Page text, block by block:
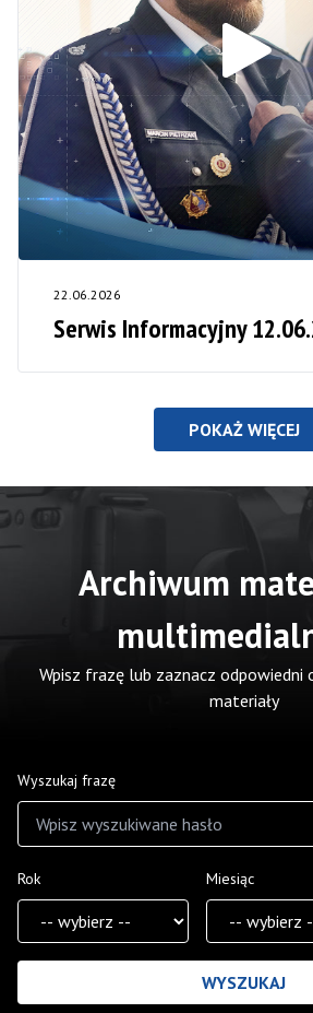
22.06.2026
Serwis Informacyjny
POKAŻ WIĘCEJ
Archiwum
Wpisz frazę lub zaznacz odpowiedni
materiały
Wyszukaj frazę
Rok Miesiąc